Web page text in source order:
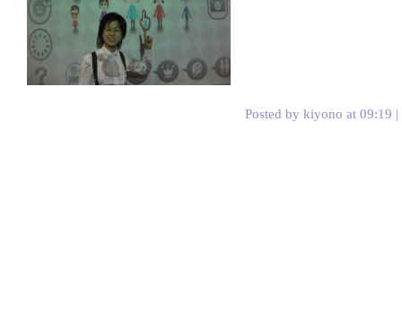
Posted by kiyono at 09:19 |